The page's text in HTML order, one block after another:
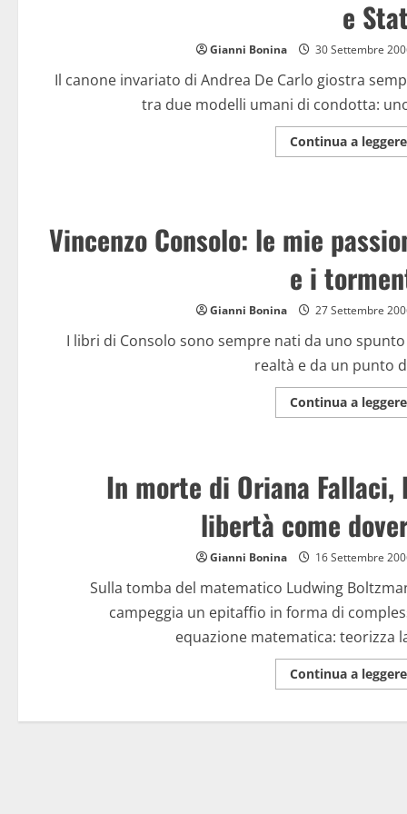
e
Gianni Bonina 30 Settembre
Il canone invariato di Andrea De Carlo giostra
tra due modelli umani di condotta:
Continua a leggere
Vincenzo Consolo: le mie
e i
Gianni Bonina 27 Settembre
I libri di Consolo sono sempre nati da uno
realtà e da un punto
Continua a leggere
In morte di Oriana Fallaci,
libertà come
Gianni Bonina 16 Settembre
Sulla tomba del matematico Ludwing
campeggia un epitaffio in forma di
equazione matematica: teorizza
Continua a leggere